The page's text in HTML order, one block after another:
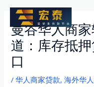
曼谷华人商
道：库存抵
口
/华人商家贷款,海外华